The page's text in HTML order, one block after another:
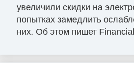
увеличили скидки на
попытках замедлить
них. Об этом пишет